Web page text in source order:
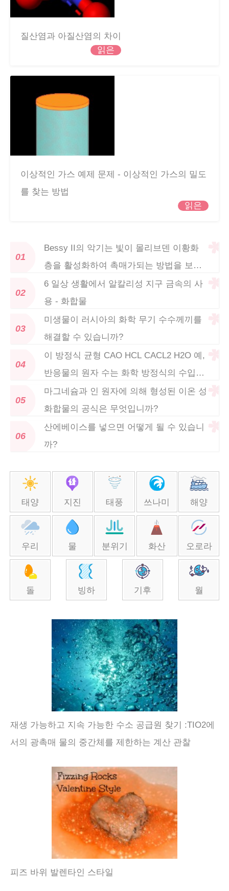
질산염과 아질산염의 차이
읽은
이상적인 가스 예제 문제 - 이상적인 가스의 밀도
를 찾는 방법
읽은
Bessy II의 악기는 빛이 몰리브덴 이황화
층을 활성화하여 촉매가되는 방법을 보여
줍니다.
6 일상 생활에서 알칼리성 지구 금속의 사
용 - 화합물
미생물이 러시아의 화학 무기 수수께끼를
해결할 수 있습니까?
이 방정식 균형 CAO HCL CACL2 H2O 예,
반응물의 원자 수는 화학 방정식의 수입니
다.
마그네슘과 인 원자에 의해 형성된 이온 성
화합물의 공식은 무엇입니까?
산에베이스를 넣으면 어떻게 될 수 있습니
까?
태양 지진 태풍 쓰나미 해양
우리 물 분위기 화산 오로라
돌 빙하 기후 월
재생 가능하고 지속 가능한 수소 공급원 찾기 :TIO2에
서의 광촉매 물의 중간체를 제한하는 계산 관찰
피즈 바위 발렌타인 스타일